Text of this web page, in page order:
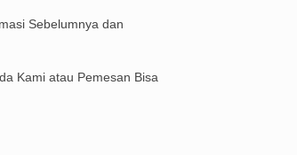
Sebelumnya dan
Kami atau Pemesan Bisa